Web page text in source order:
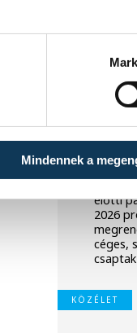
Mindennek a
A
előtti
2026
céges,
KÖZÉLET